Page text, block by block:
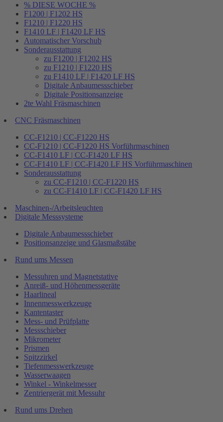
% DIESE WOCHE %
F1200 | F1202 HS
F1210 | F1220 HS
F1410 LF | F1420 LF HS
Automatischer Vorschub
Sonderausstattung
zu F1200 | F1202 HS
zu F1210 | F1220 HS
zu F1410 LF | F1420 LF HS
Digitale Anbaumessschieber
Digitale Positionsanzeige
2te Wahl Fräsmaschinen
CNC Fräsmaschinen
CC-F1210 | CC-F1220 HS
CC-F1210 | CC-F1220 HS Vorführmaschinen
CC-F1410 LF | CC-F1420 LF HS
CC-F1410 LF | CC-F1420 LF HS Vorführmaschinen
Sonderausstattung
zu CC-F1210 | CC-F1220 HS
zu CC-F1410 LF | CC-F1420 LF HS
Maschinen-/Arbeitsleuchten
Digitale Messsysteme
Digitale Anbaumessschieber
Positionsanzeige und Glasmaßstäbe
Rund ums Messen
Messuhren und Magnetstative
Anreiß- und Höhenmessgeräte
Haarlineal
Innenmesswerkzeuge
Kantentaster
Mess- und Prüfplatte
Messschieber
Mikrometer
Prismen
Spitzzirkel
Tiefenmesswerkzeuge
Wasserwaagen
Winkel - Winkelmesser
Zentriergerät mit Messuhr
Rund ums Drehen